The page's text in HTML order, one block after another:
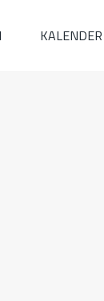
KALENDER